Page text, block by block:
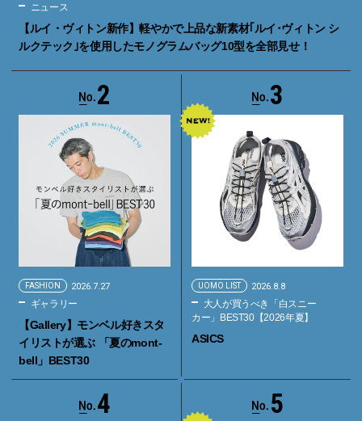
ニュース
【ルイ・ヴィトン新作】軽やかで上品な新素材｢ルイ･ヴィトン シ
ルクテック｣を使用したモノグラムバッグ10型を全部見せ！
2
FASHION 2026.7.27
ギャラリー
【Gallery】モンベル好きスタ
イリストが選ぶ 「夏のmont-
bell」BEST30
3
UOMO LIST 2026.8.8
大人が買うべき「白スニー
カー」BEST30【2026年夏】
ASICS
4 5